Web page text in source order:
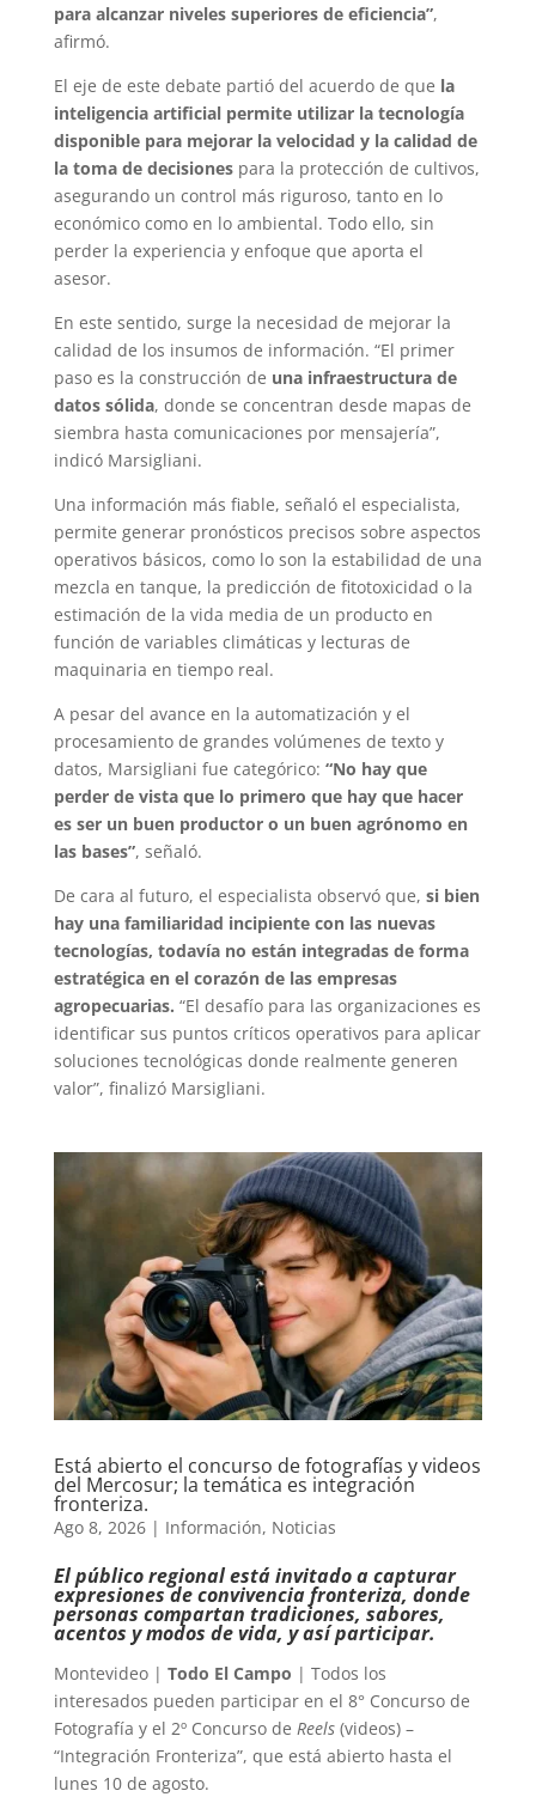
para alcanzar niveles superiores de eficiencia”,
afirmó.
El eje de este debate partió del acuerdo de que la
inteligencia artificial permite utilizar la tecnología
disponible para mejorar la velocidad y la calidad de
la toma de decisionespara la protección de cultivos,
asegurando un control más riguroso, tanto en lo
económico como en lo ambiental. Todo ello, sin
perder la experiencia y enfoque que aporta el
asesor.
En este sentido, surge la necesidad de mejorar la
calidad de los insumos de información. “El primer
paso es la construcción de una infraestructura de
datos sólida, donde se concentran desde mapas de
siembra hasta comunicaciones por mensajería”,
indicó Marsigliani.
Una información más fiable, señaló el especialista,
permite generar pronósticos precisos sobre aspectos
operativos básicos, como lo son la estabilidad de una
mezcla en tanque, la predicción de fitotoxicidad o la
estimación de la vida media de un producto en
función de variables climáticas y lecturas de
maquinaria en tiempo real.
A pesar del avance en la automatización y el
procesamiento de grandes volúmenes de texto y
datos, Marsigliani fue categórico: “No hay que
perder de vista que lo primero que hay que hacer
es ser un buen productor o un buen agrónomo en
las bases”, señaló.
De cara al futuro, el especialista observó que, si bien
hay una familiaridad incipiente con las nuevas
tecnologías, todavía no están integradas de forma
estratégica en el corazón de las empresas
agropecuarias. “El desafío para las organizaciones es
identificar sus puntos críticos operativos para aplicar
soluciones tecnológicas donde realmente generen
valor”, finalizó Marsigliani.
Está abierto el concurso de fotografías y videos
del Mercosur; la temática es integración
fronteriza.
Ago 8, 2026| Información, Noticias
El público regional está invitado a capturar
expresiones de convivencia fronteriza, donde
personas compartan tradiciones, sabores,
acentos y modos de vida, y así participar.
Montevideo | Todo El Campo | Todos los
interesados pueden participar en el 8° Concurso de
Fotografía y el 2º Concurso de Reels(videos) –
“Integración Fronteriza”, que está abierto hasta el
lunes 10 de agosto.